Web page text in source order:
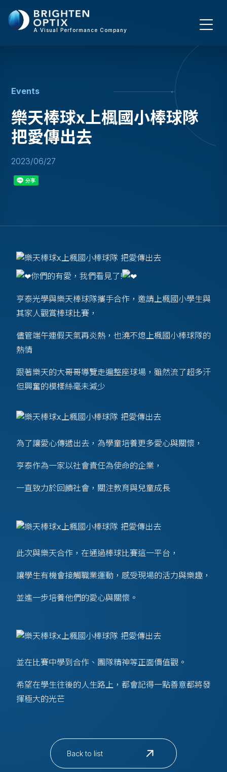
A Visual Performance Company
樂天棒球x上楓國小棒球隊
把愛傳出去
2023/06/27
Events
你們的有愛，我們看見了!
亨泰光學與樂天棒球隊攜手合作，邀請上楓國小學生與
其家人觀賞棒球比賽，
儘管端午連假天氣再炎熱，也澆不熄上楓國小棒球隊的
熱情
跟著樂天的大哥哥導覽走遍整座球場，雖然流了超多汗
但興奮的模樣絲毫未減少
為了讓愛心傳遞出去，為學童培養更多愛心與關懷，
亨泰作為一家以社會責任為使命的企業，
一直致力於回饋社會，關注教育與兒童成長
此次與樂天合作，在通過棒球比賽這一平台，
讓學生有機會接觸職業運動，感受現場的活力與樂趣，
並進一步培養他們的愛心與關懷。
並在比賽中學到合作、團隊精神等正面價值觀。
希望在學生往後的人生路上，都會記得一點善意都將發
揮極大的光芒
Back to list